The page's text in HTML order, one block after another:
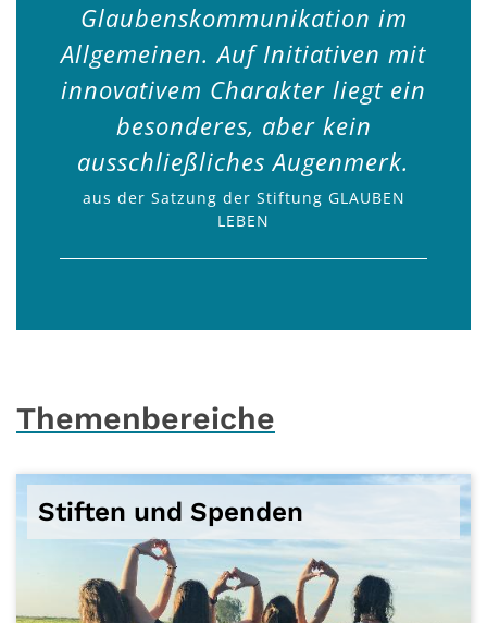
Glaubenskommunikation im
Allgemeinen. Auf Initiativen mit
innovativem Charakter liegt ein
besonderes, aber kein
ausschließliches Augenmerk.
aus der Satzung der Stiftung GLAUBEN
LEBEN
Themenbereiche
Stiften und Spenden